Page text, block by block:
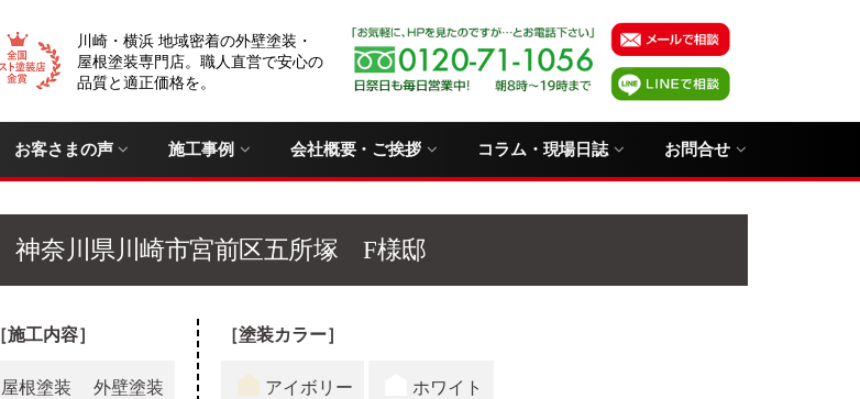
川崎・横浜 地域密着の外壁塗装・
屋根塗装専門店。職人直営で安心の
品質と適正価格を。
お客さまの声 施工事例 会社概要・ご挨拶 コラム・現場日誌 お問合せ
神奈川県川崎市宮前区五所塚 F様邸
［施工内容］
屋根塗装 外壁塗装
［塗装カラー］
アイボリー ホワイト